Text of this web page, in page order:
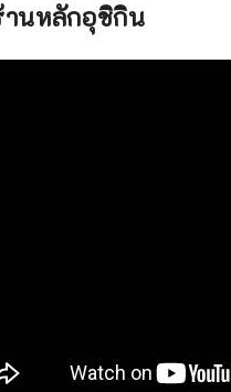
านหลักอุชิกิน